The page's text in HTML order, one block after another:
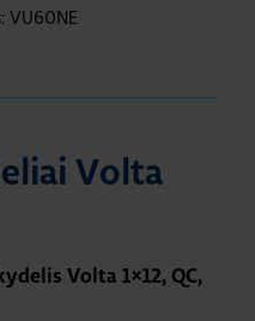
VU60NE
Volta
Volta 1×12, QC,